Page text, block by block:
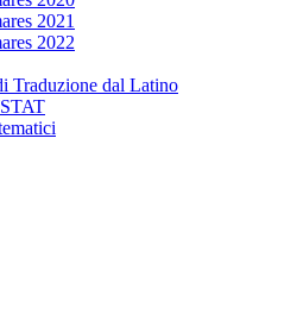
2021
2022
Traduzione dal Latino